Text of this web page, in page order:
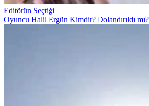
Editörün Seçtiği
Oyuncu Halil Ergün Kimdir? Dolandırıldı mı?